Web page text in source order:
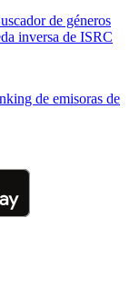
de géneros
inversa de ISRC
de emisoras de